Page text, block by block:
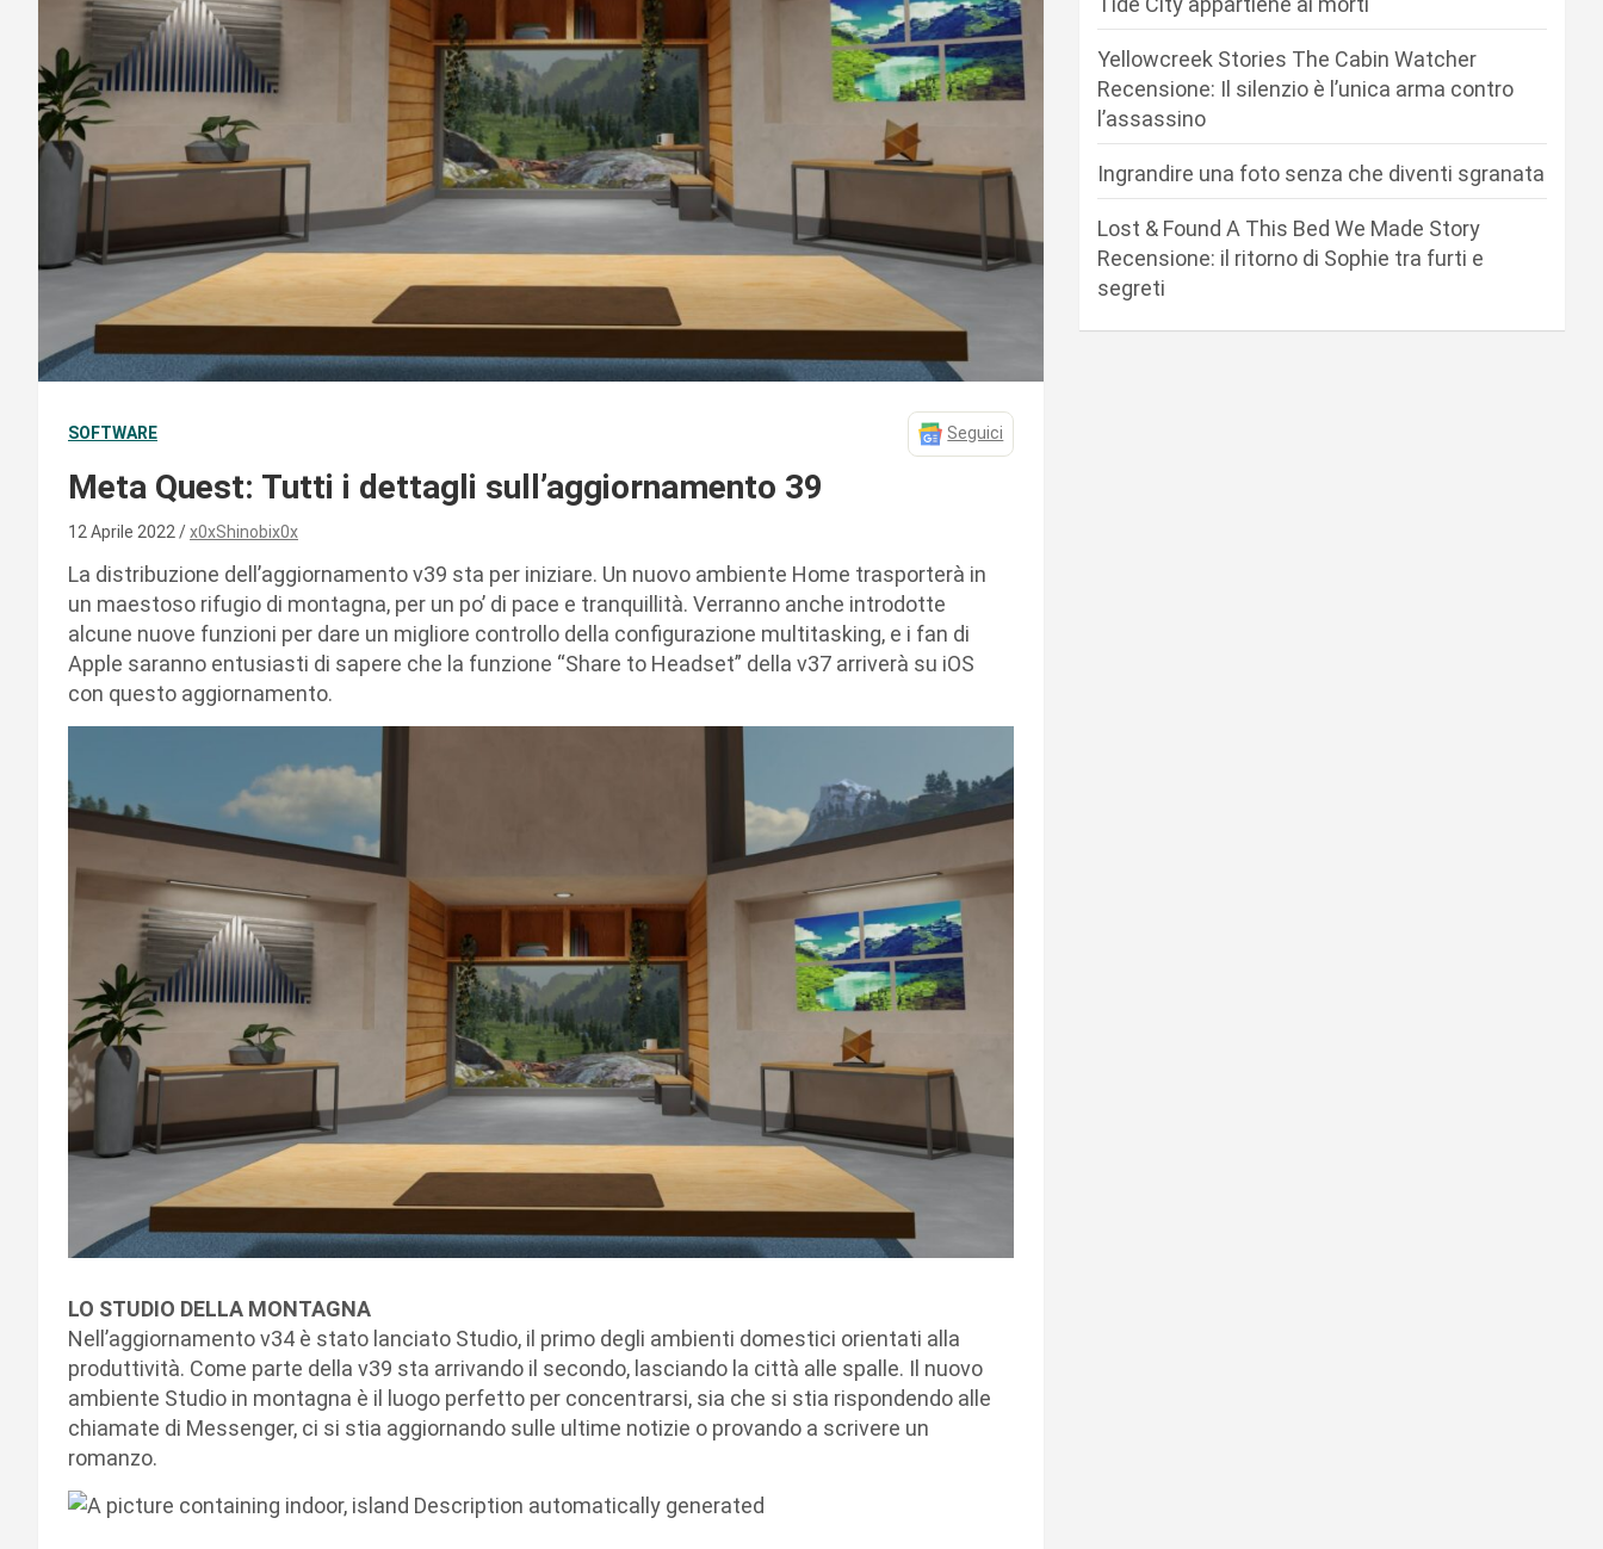
SOFTWARE Seguici
Meta Quest: Tutti i dettagli sull’aggiornamento 39
12 Aprile 2022 x0xShinobix0x
La distribuzione dell’aggiornamento v39 sta per iniziare. Un nuovo ambiente Home trasporterà in
un maestoso rifugio di montagna, per un po’ di pace e tranquillità. Verranno anche introdotte
alcune nuove funzioni per dare un migliore controllo della configurazione multitasking, e i fan di
Apple saranno entusiasti di sapere che la funzione “Share to Headset” della v37 arriverà su iOS
con questo aggiornamento.
LO STUDIO DELLA MONTAGNA
Nell’aggiornamento v34 è stato lanciato Studio, il primo degli ambienti domestici orientati alla
produttività. Come parte della v39 sta arrivando il secondo, lasciando la città alle spalle. Il nuovo
ambiente Studio in montagna è il luogo perfetto per concentrarsi, sia che si stia rispondendo alle
chiamate di Messenger, ci si stia aggiornando sulle ultime notizie o provando a scrivere un
romanzo.
Yellowcreek Stories The Cabin Watcher
Recensione: Il silenzio è l’unica arma contro
l’assassino
Ingrandire una foto senza che diventi sgranata
Lost & Found A This Bed We Made Story
Recensione: il ritorno di Sophie tra furti e
segreti